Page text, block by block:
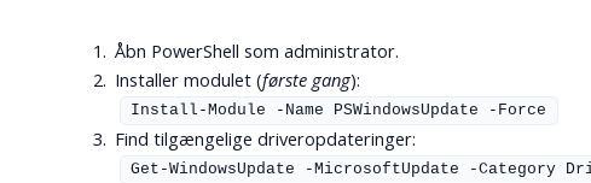
Åbn PowerShell som administrator.
Installer modulet (første gang):
Install-Module -Name PSWindowsUpdate -Force
Find tilgængelige driveropdateringer:
Get-WindowsUpdate -MicrosoftUpdate -Category